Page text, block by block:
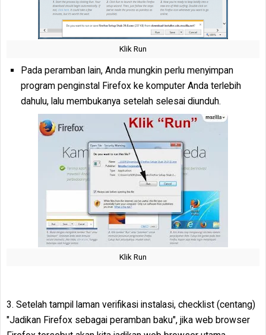
Klik Run
Pada peramban lain, Anda mungkin perlu menyimpan
program penginstal Firefox ke komputer Anda terlebih
dahulu, lalu membukanya setelah selesai diunduh.
Klik Run
3. Setelah tampil laman verifikasi instalasi, checklist (centang)
"Jadikan Firefox sebagai peramban baku", jika web browser